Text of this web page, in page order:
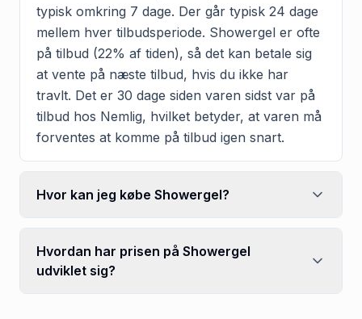
typisk omkring 7 dage. Der går typisk 24 dage
mellem hver tilbudsperiode. Showergel er ofte
på tilbud (22% af tiden), så det kan betale sig
at vente på næste tilbud, hvis du ikke har
travlt. Det er 30 dage siden varen sidst var på
tilbud hos Nemlig, hvilket betyder, at varen må
forventes at komme på tilbud igen snart.
Hvor kan jeg købe Showergel?
Hvordan har prisen på Showergel
udviklet sig?